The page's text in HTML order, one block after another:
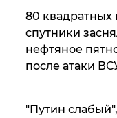
80 квадратных
спутники
нефтяное
после атаки
​"Путин